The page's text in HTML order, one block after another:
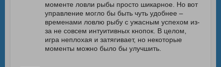
моменте ловли рыбы просто шикарное. Но вот
управление могло бы быть чуть удобнее –
временами ловлю рыбу с ужасным успехом из-
за не совсем интуитивных кнопок. В целом,
игра неплохая и затягивает, но некоторые
моменты можно было бы улучшить.